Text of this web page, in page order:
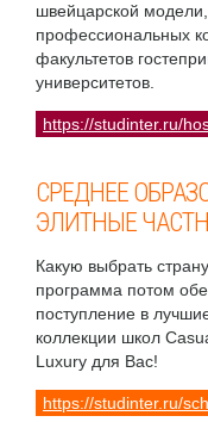
швейцарской
профессиональных
факультетов
университетов.
https://studinter.ru/
СРЕДНЕЕ
ЭЛИТНЫЕ
Какую выбрать
программа потом
поступление в
коллекции школ
Luxury для Вас!
https://studinter.ru/